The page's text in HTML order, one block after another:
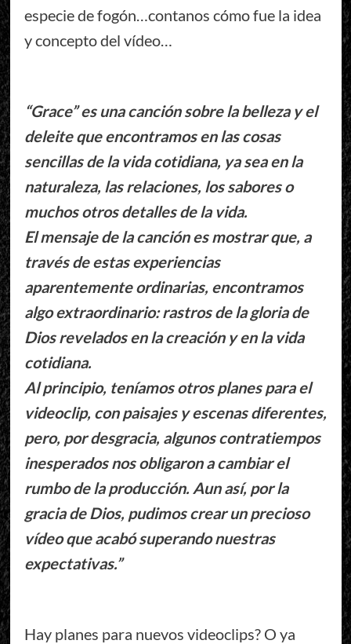
especie de fogón…contanos cómo fue la idea
y concepto del vídeo…
“Grace” es una canción sobre la belleza y el
deleite que encontramos en las cosas
sencillas de la vida cotidiana, ya sea en la
naturaleza, las relaciones, los sabores o
muchos otros detalles de la vida.
El mensaje de la canción es mostrar que, a
través de estas experiencias
aparentemente ordinarias, encontramos
algo extraordinario: rastros de la gloria de
Dios revelados en la creación y en la vida
cotidiana.
Al principio, teníamos otros planes para el
videoclip, con paisajes y escenas diferentes,
pero, por desgracia, algunos contratiempos
inesperados nos obligaron a cambiar el
rumbo de la producción. Aun así, por la
gracia de Dios, pudimos crear un precioso
vídeo que acabó superando nuestras
expectativas.”
Hay planes para nuevos videoclips? O ya